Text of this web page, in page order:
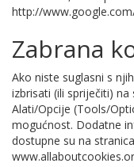
http://
Zabrana
Ako niste suglasni s
izbrisati (ili spriječiti)
Alati/Opcije (Tools/
mogućnost. Dodatne
dostupne su na